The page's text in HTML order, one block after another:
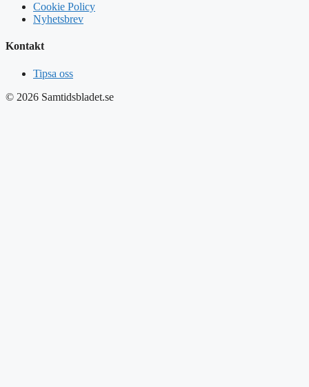
Cookie Policy
Nyhetsbrev
Kontakt
Tipsa oss
© 2026 Samtidsbladet.se